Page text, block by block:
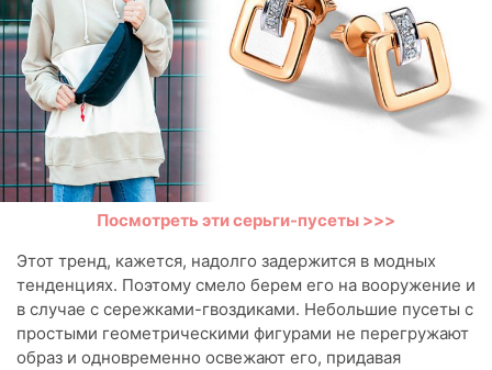
Посмотреть эти серьги-пусеты >>>
Этот тренд, кажется, надолго задержится в модных
тенденциях. Поэтому смело берем его на вооружение и
в случае с сережками-гвоздиками. Небольшие пусеты с
простыми геометрическими фигурами не перегружают
образ и одновременно освежают его, придавая